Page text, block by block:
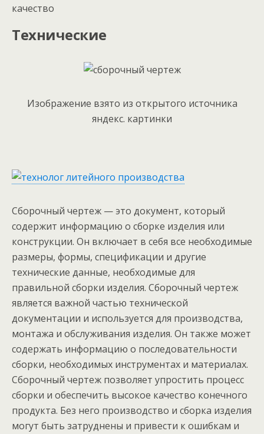
качество
Технические
Изображение взято из открытого источника
яндекс. картинки
Сборочный чертеж — это документ, который
содержит информацию о сборке изделия или
конструкции. Он включает в себя все необходимые
размеры, формы, спецификации и другие
технические данные, необходимые для
правильной сборки изделия. Сборочный чертеж
является важной частью технической
документации и используется для производства,
монтажа и обслуживания изделия. Он также может
содержать информацию о последовательности
сборки, необходимых инструментах и материалах.
Сборочный чертеж позволяет упростить процесс
сборки и обеспечить высокое качество конечного
продукта. Без него производство и сборка изделия
могут быть затруднены и привести к ошибкам и